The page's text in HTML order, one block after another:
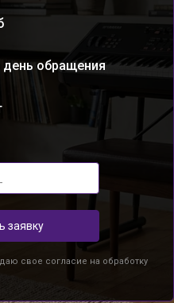
день обращения
заявку
свое согласие на обработку